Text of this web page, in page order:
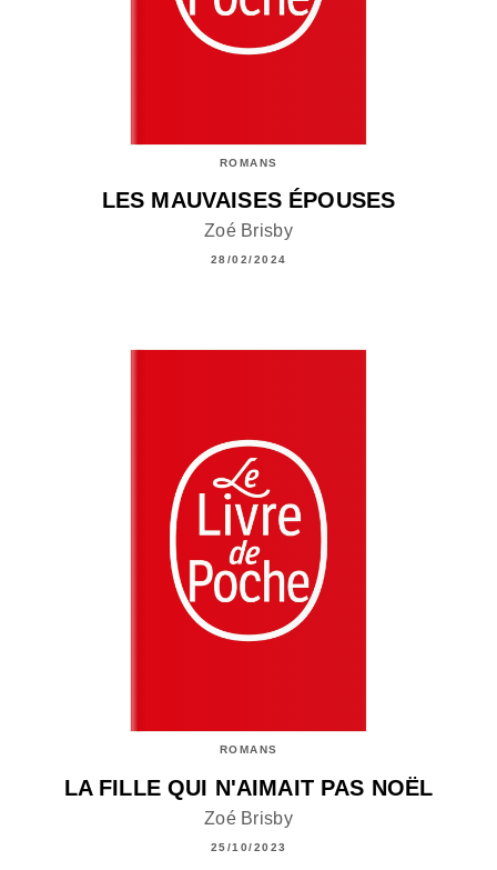
ROMANS
LES MAUVAISES ÉPOUSES
Zoé Brisby
28/02/2024
ROMANS
LA FILLE QUI N'AIMAIT PAS NOËL
Zoé Brisby
25/10/2023